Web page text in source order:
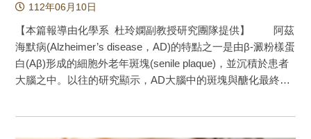
112年06月10日
【本篇報導由化學系 杜玲嫻副教授研究團隊提供】 阿茲
海默病(Alzheimer’s disease，AD)的特點之一是由β-澱粉樣蛋
白(Aβ)形成的細胞外老年斑塊(senile plaque)，並沉積於患者
大腦之中。以往的研究顯示，AD大腦中的斑塊與醣化最終產